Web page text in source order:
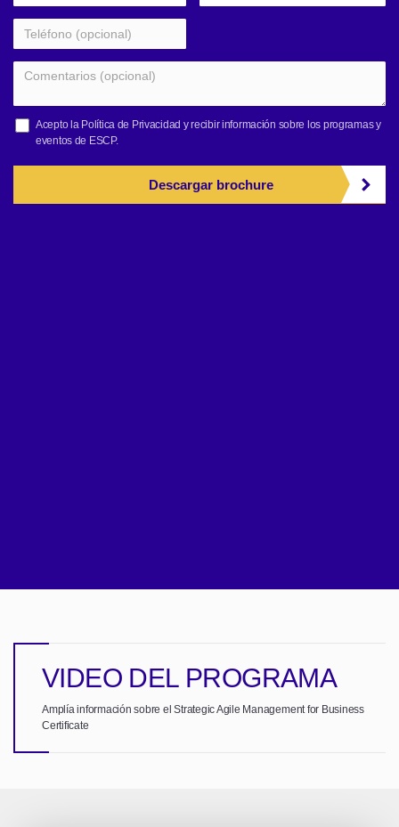
Acepto la Política de Privacidad y recibir información sobre los programas y
eventos de ESCP.
Descargar brochure
VIDEO DEL PROGRAMA
Amplía información sobre el Strategic Agile Management for Business
Certificate